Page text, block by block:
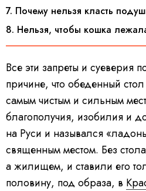
7. Почему нельзя класть
8. Нельзя, чтобы кошка
Все эти запреты и суеверия
причине, что обеденный
самым чистым и сильным
благополучия, изобилия и
на Руси и назывался
священным местом. Без
а жилищем, и ставили его
половину, под образа, в